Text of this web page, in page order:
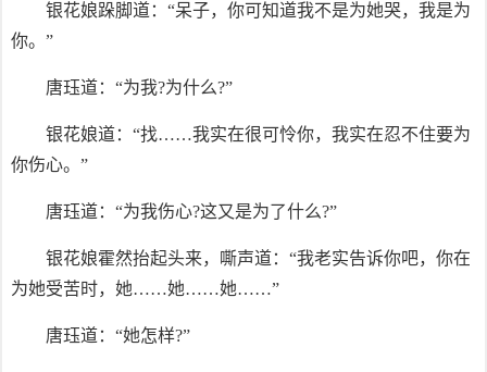
银花娘跺脚道：“呆子，你可知道我不是为她哭，我是为
你。”
唐珏道：“为我?为什么?”
银花娘道：“找……我实在很可怜你，我实在忍不住要为
你伤心。”
唐珏道：“为我伤心?这又是为了什么?”
银花娘霍然抬起头来，嘶声道：“我老实告诉你吧，你在
为她受苦时，她……她……她……”
唐珏道：“她怎样?”